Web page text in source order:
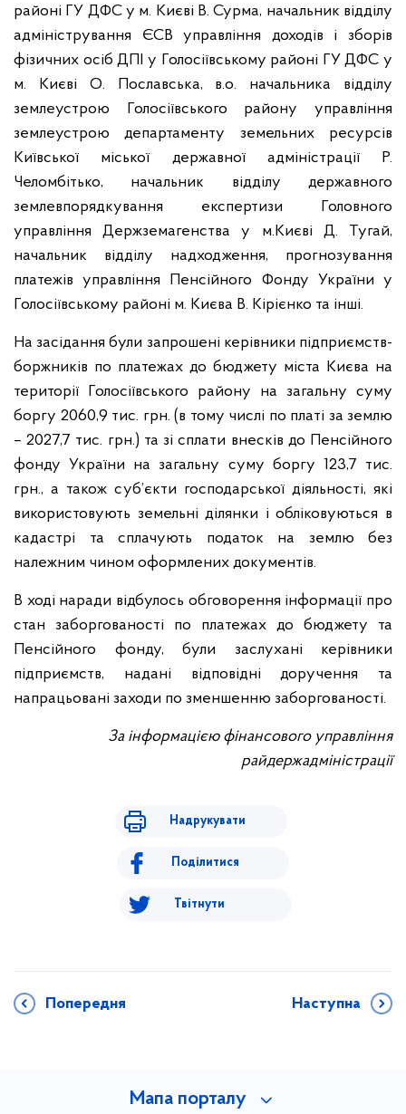
районі ГУ ДФС у м. Києві В. Сурма, начальник відділу
адміністрування ЄСВ управління доходів і зборів
фізичних осіб ДПІ у Голосіївському районі ГУ ДФС у
м. Києві О. Пославська, в.о. начальника відділу
землеустрою Голосіївського району управління
землеустрою департаменту земельних ресурсів
Київської міської державної адміністрації Р.
Челомбітько, начальник відділу державного
землевпорядкування експертизи Головного
управління Держземагенства у м.Києві Д. Тугай,
начальник відділу надходження, прогнозування
платежів управління Пенсійного Фонду України у
Голосіївському районі м. Києва В. Кірієнко та інші.
На засідання були запрошені керівники підприємств-
боржників по платежах до бюджету міста Києва на
території Голосіївського району на загальну суму
боргу 2060,9 тис. грн. (в тому числі по платі за землю
– 2027,7 тис. грн.) та зі сплати внесків до Пенсійного
фонду України на загальну суму боргу 123,7 тис.
грн., а також суб’єкти господарської діяльності, які
використовують земельні ділянки і обліковуються в
кадастрі та сплачують податок на землю без
належним чином оформлених документів.
В ході наради відбулось обговорення інформації про
стан заборгованості по платежах до бюджету та
Пенсійного фонду, були заслухані керівники
підприємств, надані відповідні доручення та
напрацьовані заходи по зменшенню заборгованості.
За інформацією фінансового управління
райдержадміністрації
Надрукувати
Поділитися
Твітнути
Попередня Наступна
Мапа порталу